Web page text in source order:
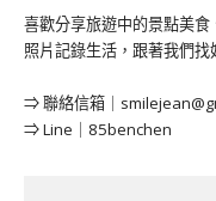
喜歡分享旅遊中的景點美
照片記錄生活，跟著我們
⇒ 聯絡信箱｜
⇒ Line｜85benchen